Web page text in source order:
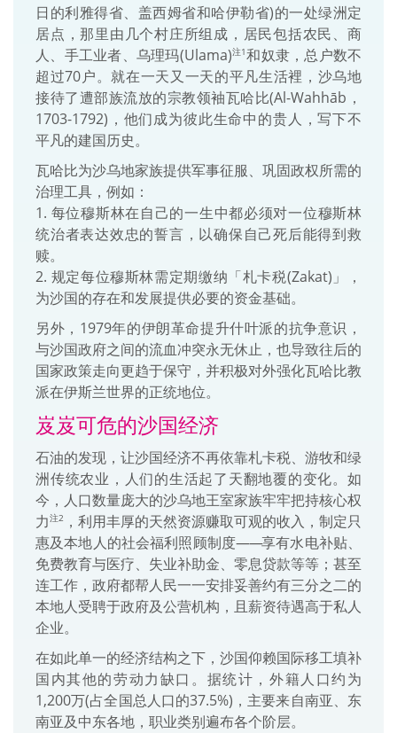
日的利雅得省、盖西姆省和哈伊勒省)的一处绿洲定
居点，那里由几个村庄所组成，居民包括农民、商
人、手工业者、乌理玛(Ulama)注1和奴隶，总户数不
超过70户。就在一天又一天的平凡生活裡，沙乌地
接待了遭部族流放的宗教领袖瓦哈比(Al-Wahhāb，
1703-1792)，他们成为彼此生命中的贵人，写下不
平凡的建国历史。
瓦哈比为沙乌地家族提供军事征服、巩固政权所需的
治理工具，例如：
1. 每位穆斯林在自己的一生中都必须对一位穆斯林
统治者表达效忠的誓言，以确保自己死后能得到救
赎。
2. 规定每位穆斯林需定期缴纳「札卡税(Zakat)」，
为沙国的存在和发展提供必要的资金基础。
另外，1979年的伊朗革命提升什叶派的抗争意识，
与沙国政府之间的流血冲突永无休止，也导致往后的
国家政策走向更趋于保守，并积极对外强化瓦哈比教
派在伊斯兰世界的正统地位。
岌岌可危的沙国经济
石油的发现，让沙国经济不再依靠札卡税、游牧和绿
洲传统农业，人们的生活起了天翻地覆的变化。如
今，人口数量庞大的沙乌地王室家族牢牢把持核心权
力注2
，利用丰厚的天然资源赚取可观的收入，制定只
惠及本地人的社会福利照顾制度——享有水电补贴、
免费教育与医疗、失业补助金、零息贷款等等；甚至
连工作，政府都帮人民一一安排妥善约有三分之二的
本地人受聘于政府及公营机构，且薪资待遇高于私人
企业。
在如此单一的经济结构之下，沙国仰赖国际移工填补
国内其他的劳动力缺口。据统计，外籍人口约为
1,200万(占全国总人口的37.5%)，主要来自南亚、东
南亚及中东各地，职业类别遍布各个阶层。